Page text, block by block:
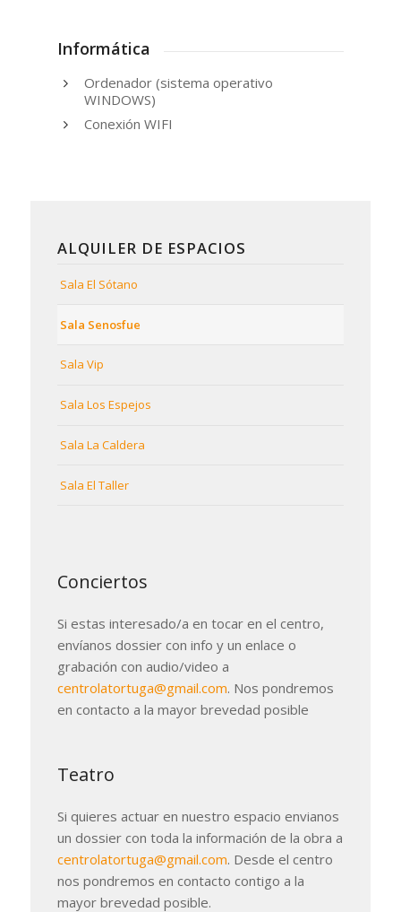
Informática
Ordenador (sistema operativo
WINDOWS)
Conexión WIFI
ALQUILER DE ESPACIOS
Sala El Sótano
Sala Senosfue
Sala Vip
Sala Los Espejos
Sala La Caldera
Sala El Taller
Conciertos
Si estas interesado/a en tocar en el centro,
envíanos dossier con info y un enlace o
grabación con audio/video a
centrolatortuga@gmail.com. Nos pondremos
en contacto a la mayor brevedad posible
Teatro
Si quieres actuar en nuestro espacio envianos
un dossier con toda la información de la obra a
centrolatortuga@gmail.com. Desde el centro
nos pondremos en contacto contigo a la
mayor brevedad posible.